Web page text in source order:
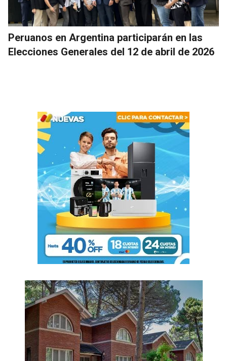
Peruanos en Argentina participarán en las
Elecciones Generales del 12 de abril de 2026